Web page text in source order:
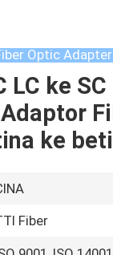
Optic Adapter
LC ke
ke
Fiber